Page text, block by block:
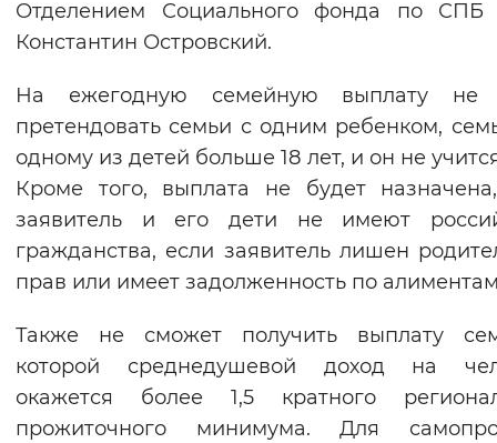
Отделением Социального фонда по
Константин Островский.
На ежегодную семейную выплату не
претендовать семьи с одним ребенком,
одному из детей больше 18 лет, и он не
Кроме того, выплата не будет
заявитель и его дети не имеют
гражданства, если заявитель лишен
прав или имеет задолженность по
Также не сможет получить выплату
которой среднедушевой доход на
окажется более 1,5 кратного
прожиточного минимума. Для